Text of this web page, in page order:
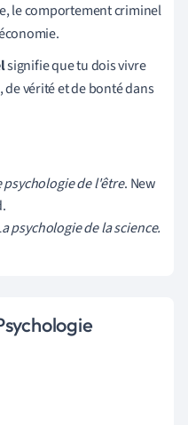
le comportement criminel
signifie que tu dois vivre
vérité et de bonté dans
psychologie de l'être. New
psychologie de la science.